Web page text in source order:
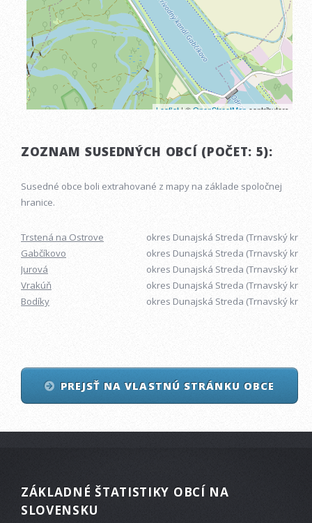
ZOZNAM SUSEDNÝCH OBCÍ (POČET: 5):
Susedné obce boli extrahované z mapy na základe spoločnej
hranice.
Trstená na Ostrove
okres Dunajská Streda (Trnavský kraj)
Gabčíkovo
okres Dunajská Streda (Trnavský kraj)
Jurová
okres Dunajská Streda (Trnavský kraj)
Vrakúň
okres Dunajská Streda (Trnavský kraj)
Bodíky
okres Dunajská Streda (Trnavský kraj)
PREJSŤ NA VLASTNÚ STRÁNKU OBCE
ZÁKLADNÉ ŠTATISTIKY OBCÍ NA
SLOVENSKU